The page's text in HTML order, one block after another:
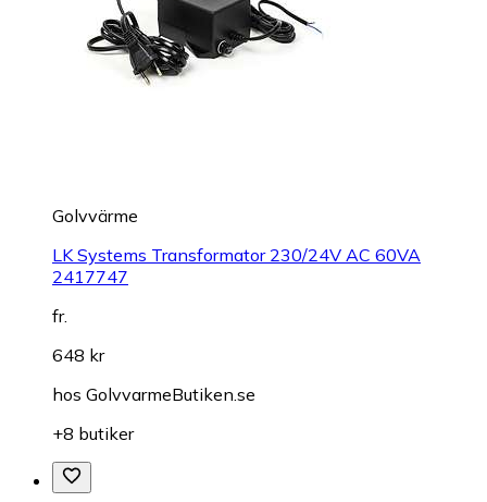
Golvvärme
LK Systems Transformator 230/24V AC 60VA
2417747
fr.
648 kr
hos GolvvarmeButiken.se
+8 butiker